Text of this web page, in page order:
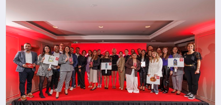
SIYASET
SPOR
YAŞAM